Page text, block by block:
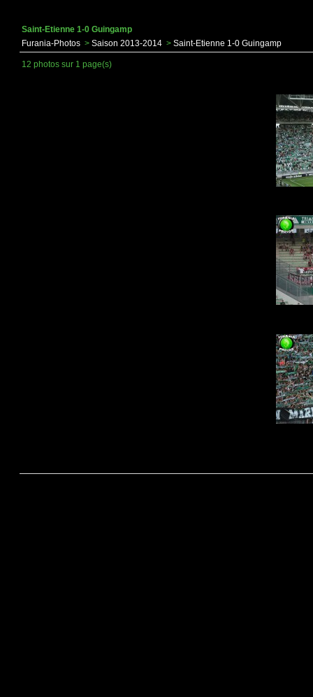
Saint-Etienne 1-0 Guingamp
Furania-Photos > Saison 2013-2014 > Saint-Etienne 1-0 Guingamp
12 photos sur 1 page(s)